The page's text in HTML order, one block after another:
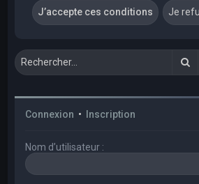
Connexion • Inscription
Nom d’utilisateur :